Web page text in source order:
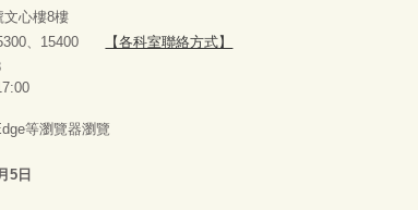
文心樓8樓
、15400
【各科室聯絡方式】
等瀏覽器瀏覽
5日